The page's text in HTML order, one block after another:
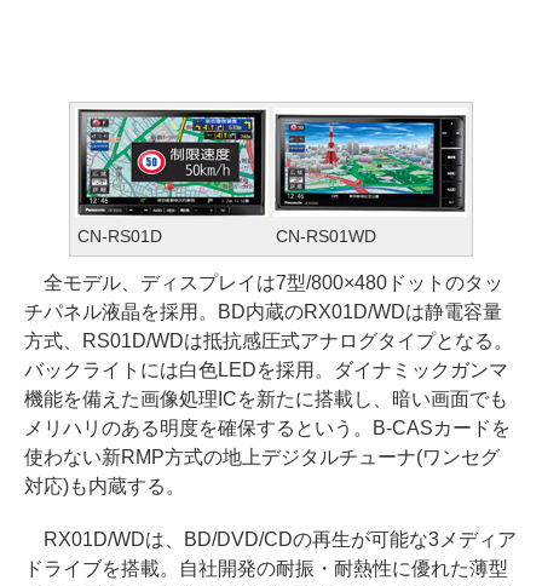
CN-RS01D CN-RS01WD
全モデル、ディスプレイは7型/800×480ドットのタッ
チパネル液晶を採用。BD内蔵のRX01D/WDは静電容量
方式、RS01D/WDは抵抗感圧式アナログタイプとなる。
バックライトには白色LEDを採用。ダイナミックガンマ
機能を備えた画像処理ICを新たに搭載し、暗い画面でも
メリハリのある明度を確保するという。B-CASカードを
使わない新RMP方式の地上デジタルチューナ(ワンセグ
対応)も内蔵する。
RX01D/WDは、BD/DVD/CDの再生が可能な3メディア
ドライブを搭載。自社開発の耐振・耐熱性に優れた薄型